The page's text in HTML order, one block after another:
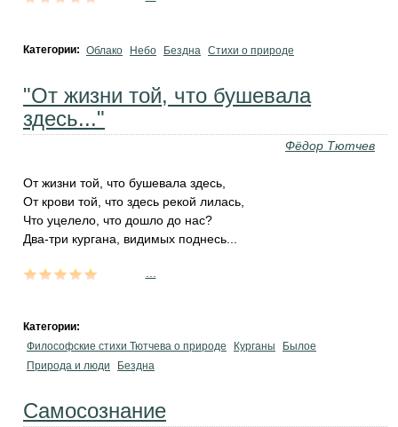
Категории: Облако Небо Бездна Стихи о природе
"От жизни той, что бушевала
здесь..."
Фёдор Тютчев
От жизни той, что бушевала здесь,
От крови той, что здесь рекой лилась,
Что уцелело, что дошло до нас?
Два-три кургана, видимых поднесь...
Категории:
Философские стихи Тютчева о природе
Курганы
Былое
Природа и люди
Бездна
Самосознание